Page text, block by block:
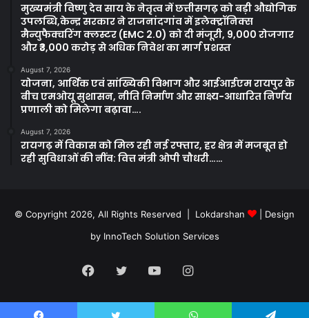
मुख्यमंत्री विष्णु देव साय के नेतृत्व में छत्तीसगढ़ को बड़ी औद्योगिक
उपलब्धि,केन्द्र सरकार ने राजनांदगांव में इलेक्ट्रॉनिक्स
मैन्युफैक्चरिंग क्लस्टर (EMC 2.0) को दी मंजूरी, 9,000 रोजगार
और ₹3,000 करोड़ से अधिक निवेश का मार्ग प्रशस्त
August 7, 2026
योजना, आर्थिक एवं सांख्यिकी विभाग और आईआईएम रायपुर के
बीच एमओयू सुशासन, नीति निर्माण और साक्ष्य-आधारित निर्णय
प्रणाली को मिलेगा बढ़ावा….
August 7, 2026
रायगढ़ में विकास को मिल रही नई रफ्तार, हर क्षेत्र में मजबूत हो
रही सुविधाओं की नींव: वित्त मंत्री ओपी चौधरी……
© Copyright 2026, All Rights Reserved | Lokdarshan
| Design
by InnoTech Solution Services
Facebook
Twitter YouTubeInstagram